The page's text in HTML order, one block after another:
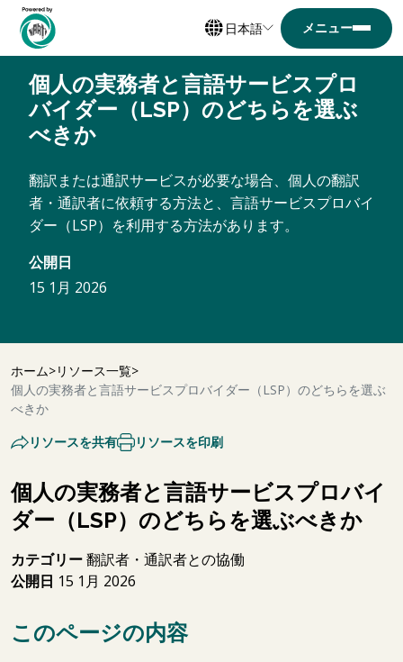
日本語
個人の実務者と言語サービスプロ
バイダー（LSP）のどちらを選ぶ
べきか
翻訳または通訳サービスが必要な場合、個人の翻訳
者・通訳者に依頼する方法と、言語サービスプロバイ
ダー（LSP）を利用する方法があります。
公開日
15 1月 2026
ホーム
リソース一覧
個人の実務者と言語サービスプロバイダー（LSP）のどちらを選ぶ
べきか
リソースを共有
リソースを印刷
個人の実務者と言語サービスプロバイ
ダー（LSP）のどちらを選ぶべきか
カテゴリー翻訳者・通訳者との協働
公開日 15 1月 2026
このページの内容